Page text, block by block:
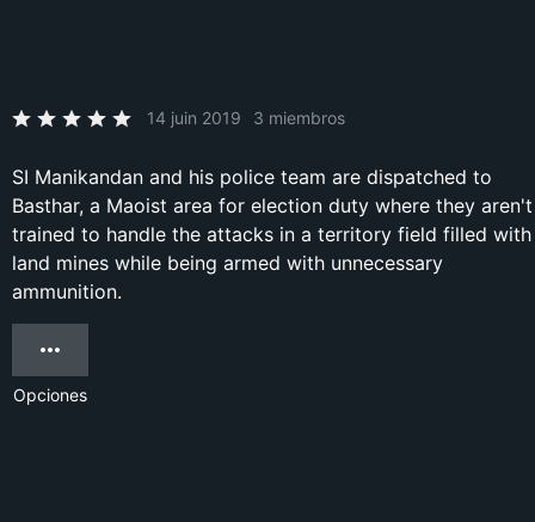
14 juin 2019 3 miembros
SI Manikandan and his police team are dispatched to
Basthar, a Maoist area for election duty where they aren't
trained to handle the attacks in a territory field filled with
land mines while being armed with unnecessary
ammunition.
Opciones